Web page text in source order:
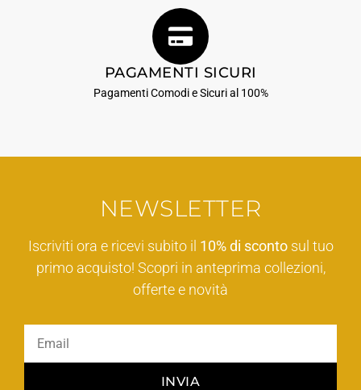
PAGAMENTI SICURI
Pagamenti Comodi e Sicuri al 100%
NEWSLETTER
Iscriviti ora e ricevi subito il 10% di scontosul tuo
primo acquisto! Scopri in anteprima collezioni,
offerte e novità
INVIA